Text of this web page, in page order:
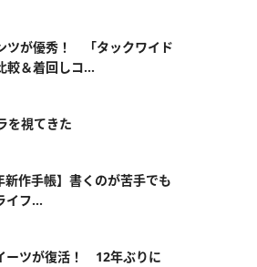
ツが優秀！ 「タックワイド
較＆着回しコ...
を視てきた
新作手帳】書くのが苦手でも
フ...
ーツが復活！ 12年ぶりに